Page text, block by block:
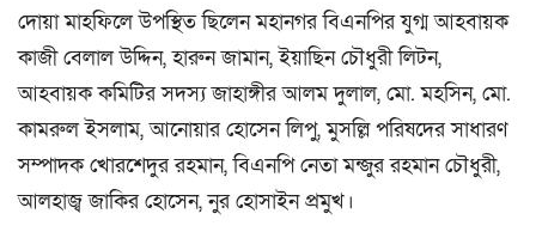
দোয়া মাহফিলে উপস্থিত ছিলেন মহানগর বিএনপির যুগ্ম আহবায়ক
কাজী বেলাল উদ্দিন, হারুন জামান, ইয়াছিন চৌধুরী লিটন,
আহবায়ক কমিটির সদস্য জাহাঙ্গীর আলম দুলাল, মো. মহসিন, মো.
কামরুল ইসলাম, আনোয়ার হোসেন লিপু, মুসল্লি পরিষদের সাধারণ
সম্পাদক খোরশেদুর রহমান, বিএনপি নেতা মন্জুর রহমান চৌধুরী,
আলহাজ্ব জাকির হোসেন, নুর হোসাইন প্রমুখ।